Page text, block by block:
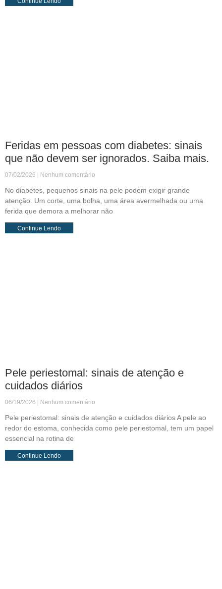
Feridas em pessoas com diabetes: sinais
que não devem ser ignorados. Saiba mais.
07/02/2026 Nenhum comentário
No diabetes, pequenos sinais na pele podem exigir grande
atenção. Um corte, uma bolha, uma área avermelhada ou uma
ferida que demora a melhorar não
Continue Lendo
Pele periestomal: sinais de atenção e
cuidados diários
06/19/2026 Nenhum comentário
Pele periestomal: sinais de atenção e cuidados diários A pele ao
redor do estoma, conhecida como pele periestomal, tem um papel
essencial na rotina de
Continue Lendo